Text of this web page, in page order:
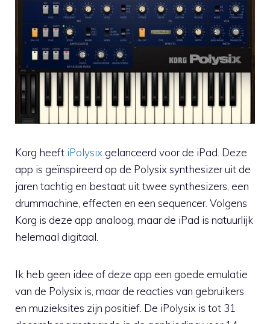
Korg heeft iPolysixgelanceerd voor de iPad. Deze
app is geïnspireerd op de Polysix synthesizer uit de
jaren tachtig en bestaat uit twee synthesizers, een
drummachine, effecten en een sequencer. Volgens
Korg is deze app analoog, maar de iPad is natuurlijk
helemaal digitaal.
Ik heb geen idee of deze app een goede emulatie
van de Polysix is, maar de reacties van gebruikers
en muzieksites zijn positief. De iPolysix is tot 31